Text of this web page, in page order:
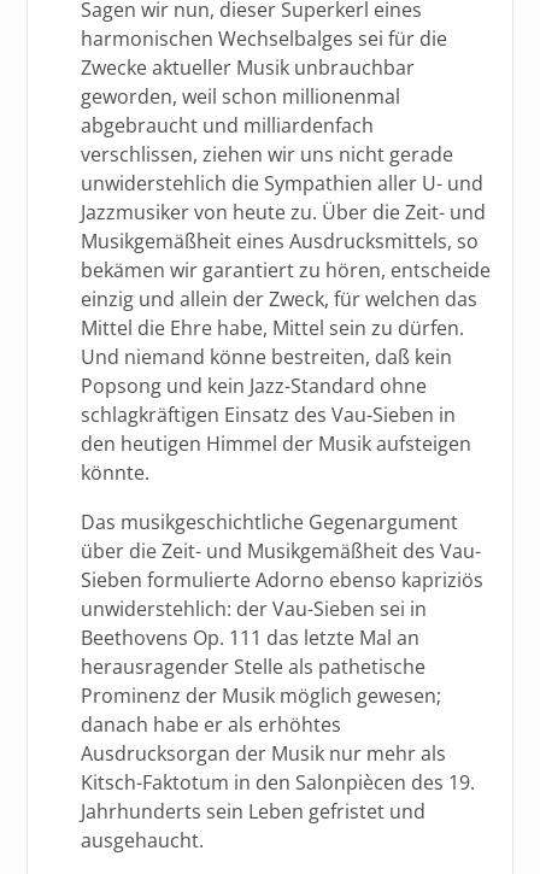
Sagen wir nun, dieser Superkerl eines
harmonischen Wechselbalges sei für die
Zwecke aktueller Musik unbrauchbar
geworden, weil schon millionenmal
abgebraucht und milliardenfach
verschlissen, ziehen wir uns nicht gerade
unwiderstehlich die Sympathien aller U- und
Jazzmusiker von heute zu. Über die Zeit- und
Musikgemäßheit eines Ausdrucksmittels, so
bekämen wir garantiert zu hören, entscheide
einzig und allein der Zweck, für welchen das
Mittel die Ehre habe, Mittel sein zu dürfen.
Und niemand könne bestreiten, daß kein
Popsong und kein Jazz-Standard ohne
schlagkräftigen Einsatz des Vau-Sieben in
den heutigen Himmel der Musik aufsteigen
könnte.
Das musikgeschichtliche Gegenargument
über die Zeit- und Musikgemäßheit des Vau-
Sieben formulierte Adorno ebenso kapriziös
unwiderstehlich: der Vau-Sieben sei in
Beethovens Op. 111 das letzte Mal an
herausragender Stelle als pathetische
Prominenz der Musik möglich gewesen;
danach habe er als erhöhtes
Ausdrucksorgan der Musik nur mehr als
Kitsch-Faktotum in den Salonpiècen des 19.
Jahrhunderts sein Leben gefristet und
ausgehaucht.